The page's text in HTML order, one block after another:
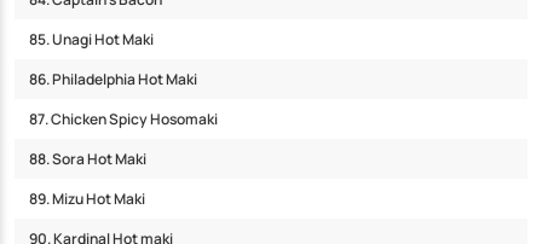
85. Unagi Hot Maki
86. Philadelphia Hot Maki
87. Chicken Spicy Hosomaki
88. Sora Hot Maki
89. Mizu Hot Maki
90. Kardinal Hot maki